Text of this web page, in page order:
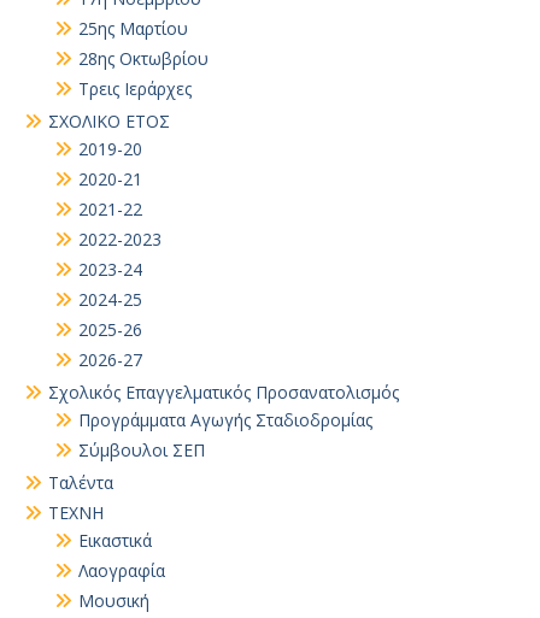
25ης Μαρτίου
28ης Οκτωβρίου
Τρεις Ιεράρχες
ΣΧΟΛΙΚΟ ΕΤΟΣ
2019-20
2020-21
2021-22
2022-2023
2023-24
2024-25
2025-26
2026-27
Σχολικός Επαγγελματικός Προσανατολισμός
Προγράμματα Αγωγής Σταδιοδρομίας
Σύμβουλοι ΣΕΠ
Ταλέντα
ΤΕΧΝΗ
Εικαστικά
Λαογραφία
Μουσική